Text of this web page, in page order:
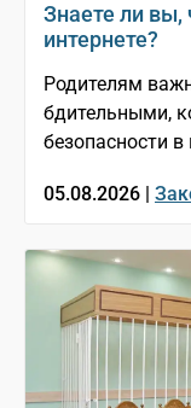
Знаете ли
интернете?
Родителям
бдительными,
безопасности в
05.08.2026 |